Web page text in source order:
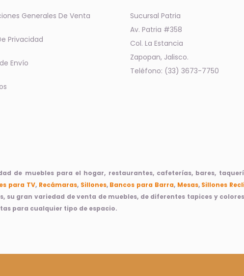
Generales De Venta
Privacidad
Envío
Sucursal Patria
Av. Patria #358
Col. La Estancia
Zapopan, Jalisco.
Teléfono: (33) 3673-7750
de muebles para el hogar, restaurantes, cafeterías, bares,
para TV, Recámaras, Sillones, Bancos para Barra, Mesas, Sillones
gran variedad de venta de muebles, de diferentes tapices y
para cualquier tipo de espacio.